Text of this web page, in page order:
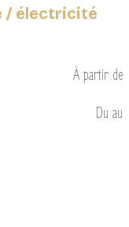
/ électricité
À partir de
Du au